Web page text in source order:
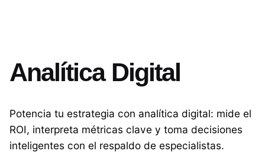
Analítica Digital
Potencia tu estrategia con analítica digital: mide el
ROI, interpreta métricas clave y toma decisiones
inteligentes con el respaldo de especialistas.